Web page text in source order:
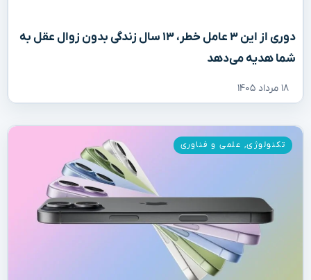
دوری از این ۳ عامل خطر، ۱۳ سال زندگی بدون زوال عقل به
شما هدیه می‌دهد
۱۸ مرداد ۱۴۰۵
تکنولوژی, علمی و فناوری